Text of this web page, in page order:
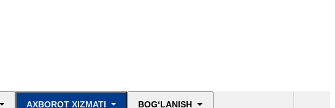
AXBOROT XIZMATI BOG‘LANISH